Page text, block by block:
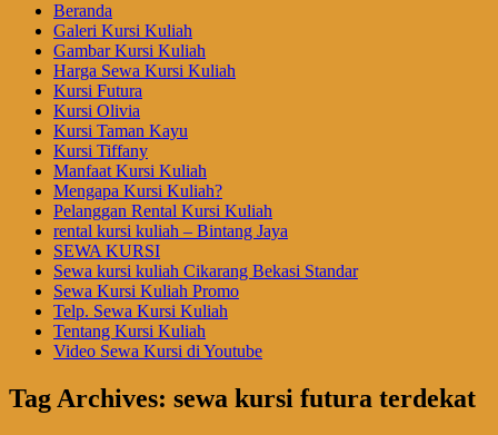
Beranda
Galeri Kursi Kuliah
Gambar Kursi Kuliah
Harga Sewa Kursi Kuliah
Kursi Futura
Kursi Olivia
Kursi Taman Kayu
Kursi Tiffany
Manfaat Kursi Kuliah
Mengapa Kursi Kuliah?
Pelanggan Rental Kursi Kuliah
rental kursi kuliah – Bintang Jaya
SEWA KURSI
Sewa kursi kuliah Cikarang Bekasi Standar
Sewa Kursi Kuliah Promo
Telp. Sewa Kursi Kuliah
Tentang Kursi Kuliah
Video Sewa Kursi di Youtube
Tag Archives: sewa kursi futura terdekat